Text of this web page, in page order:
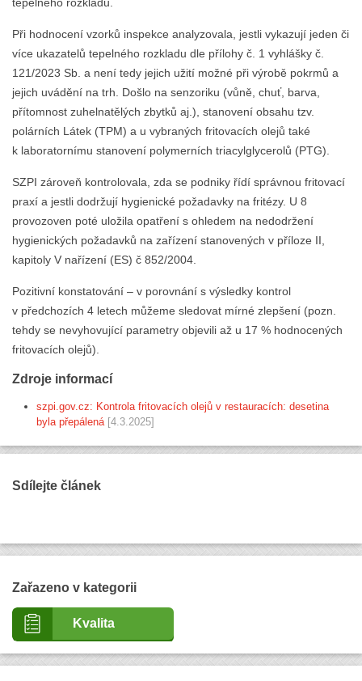
Při hodnocení vzorků inspekce analyzovala, jestli vykazují jeden či
více ukazatelů tepelného rozkladu dle přílohy č. 1 vyhlášky č.
121/2023 Sb. a není tedy jejich užití možné při výrobě pokrmů a
jejich uvádění na trh. Došlo na senzoriku (vůně, chuť, barva,
přítomnost zuhelnatělých zbytků aj.), stanovení obsahu tzv.
polárních Látek (TPM) a u vybraných fritovacích olejů také
k laboratornímu stanovení polymerních triacylglycerolů (PTG).
SZPI zároveň kontrolovala, zda se podniky řídí správnou fritovací
praxí a jestli dodržují hygienické požadavky na fritézy. U 8
provozoven poté uložila opatření s ohledem na nedodržení
hygienických požadavků na zařízení stanovených v příloze II,
kapitoly V nařízení (ES) č 852/2004.
Pozitivní konstatování – v porovnání s výsledky kontrol
v předchozích 4 letech můžeme sledovat mírné zlepšení (pozn.
tehdy se nevyhovující parametry objevili až u 17 % hodnocených
fritovacích olejů).
Zdroje informací
szpi.gov.cz: Kontrola fritovacích olejů v restauracích: desetina
byla přepálená [4.3.2025]
Sdílejte článek
Zařazeno v kategorii
Kvalita